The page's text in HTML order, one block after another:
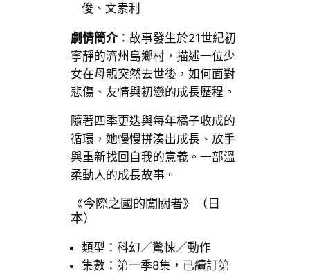
俊、文素利
劇情簡介：故事發生於21世紀初
寧靜的濟州島鄉村，描述一位少
女在母親突然去世後，如何面對
悲傷、友情與初戀的成長歷程。
隨著四季更迭與每年橘子收成的
循環，她慢慢拼湊出成長、放手
與重新找回自我的意義。一部溫
柔動人的成長故事。
《今際之國的闖關者》（日
本）
類型：科幻／驚悚／動作
集數：第一季8集，已續訂第